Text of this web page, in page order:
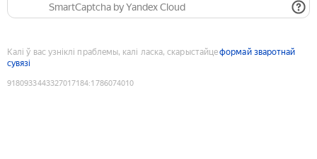
SmartCaptcha by Yandex Cloud
Калі ў вас узніклі праблемы, калі ласка, скарыстайцеформай зваротнай
сувязі
9180933443327017184:1786074010